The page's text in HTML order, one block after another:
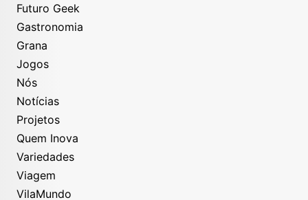
Futuro Geek
Gastronomia
Grana
Jogos
Nós
Notícias
Projetos
Quem Inova
Variedades
Viagem
VilaMundo